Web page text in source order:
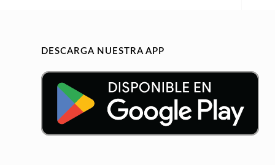
DESCARGA NUESTRA APP